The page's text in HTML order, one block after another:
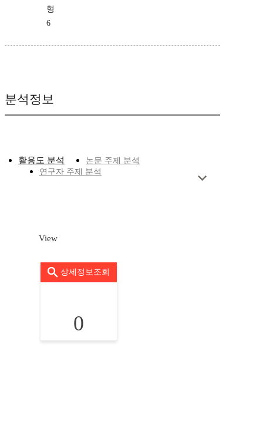
형
6
분석정보
활용도 분석
논문 주제 분석
연구자 주제 분석
View
상세정보조회
0